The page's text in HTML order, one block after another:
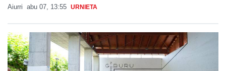
Aiurri abu 07, 13:55 URNIETA